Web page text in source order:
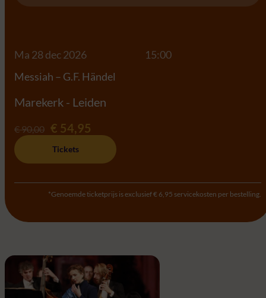
Ma 28 dec 2026
15:00
Messiah – G.F. Händel
Marekerk - Leiden
€ 90,00 € 54,95
Tickets
*Genoemde ticketprijs is exclusief € 6,95 servicekosten per bestelling.